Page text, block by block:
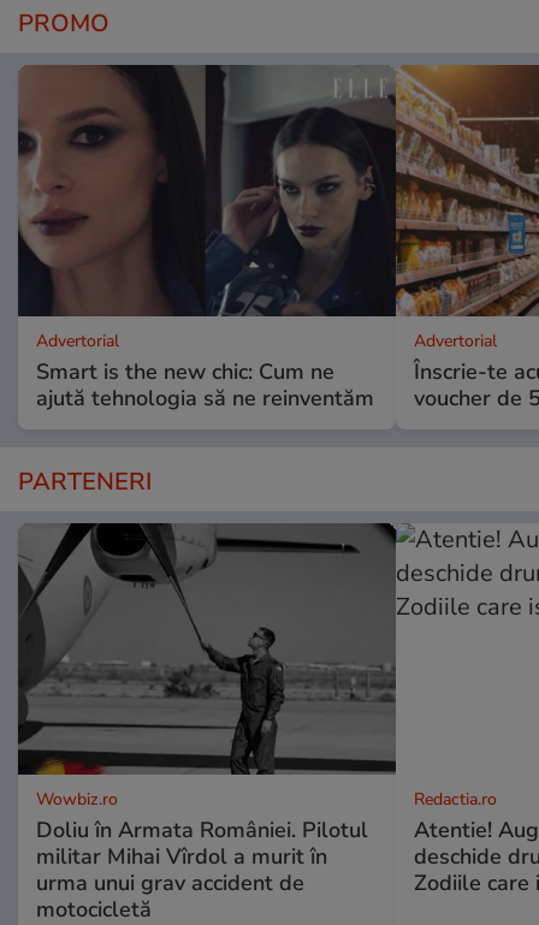
PROMO
Advertorial
Smart is the new chic: Cum ne
ajută tehnologia să ne reinventăm
Advertorial
Înscrie-te
voucher de
PARTENERI
Wowbiz.ro
Doliu în Armata României. Pilotul
militar Mihai Vîrdol a murit în
urma unui grav accident de
motocicletă
Redactia.ro
Atentie!
deschide
Zodiile care